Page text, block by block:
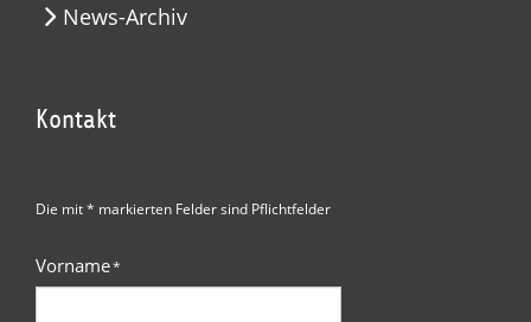
News-Archiv
Kontakt
Die mit * markierten Felder sind Pflichtfelder
Vorname*